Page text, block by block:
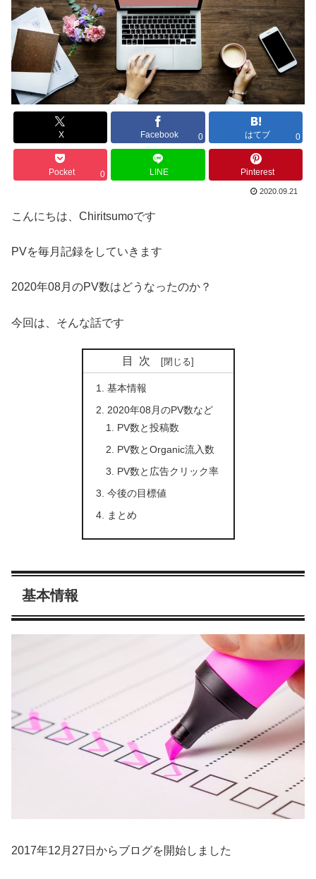
X Facebook 0 はてブ 0
Pocket 0 LINE Pinterest
2020.09.21
こんにちは、Chiritsumoです
PVを毎月記録をしていきます
2020年08月のPV数はどうなったのか？
今回は、そんな話です
目次
基本情報
2020年08月のPV数など
PV数と投稿数
PV数とOrganic流入数
PV数と広告クリック率
今後の目標値
まとめ
基本情報
2017年12月27日からブログを開始しました